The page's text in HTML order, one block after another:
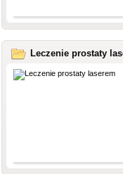
Leczenie prostaty